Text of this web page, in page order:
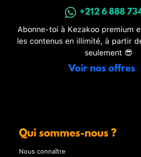
+212 6 888
Abonne-toi à Kezakoo premium
les contenus en illimité, à partir
seulement 😎
Voir nos offres
Qui sommes-nous ?
Nous connaître